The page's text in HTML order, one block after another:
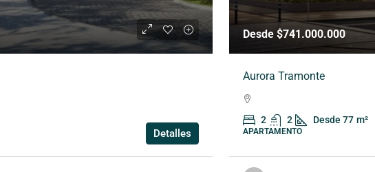
Detalles
Desde $741.000.000
Aurora Tramonte
2 2 Desde 77 m²
APARTAMENTO